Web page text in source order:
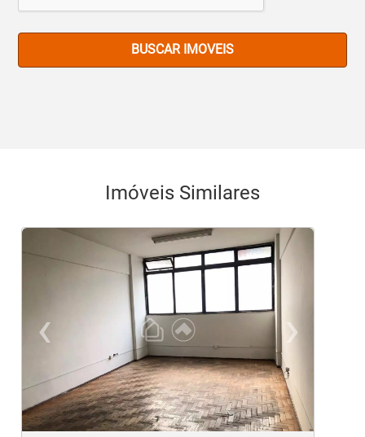
BUSCAR IMOVEIS
Imóveis Similares
‹
Previous
›